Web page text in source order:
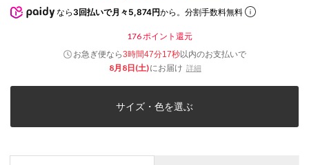
なら 3回払いで月々5,874円から。分割手数料無料
176 ポイント還元
お急ぎ便なら3時間47分17秒以内のお支払いで
8月8日(土)にお届け 詳細
サイズ・色を選ぶ